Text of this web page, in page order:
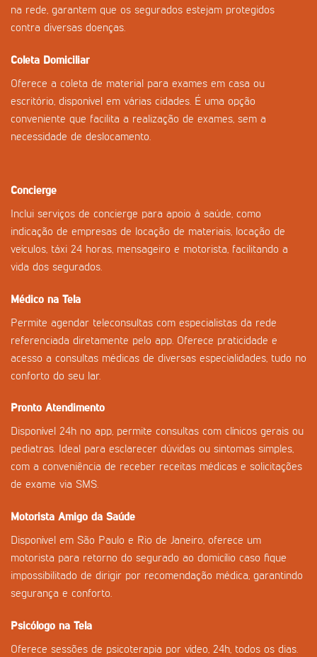
na rede, garantem que os segurados estejam protegidos
contra diversas doenças.
Coleta Domiciliar
Oferece a coleta de material para exames em casa ou
escritório, disponível em várias cidades. É uma opção
conveniente que facilita a realização de exames, sem a
necessidade de deslocamento.
Concierge
Inclui serviços de concierge para apoio à saúde, como
indicação de empresas de locação de materiais, locação de
veículos, táxi 24 horas, mensageiro e motorista, facilitando a
vida dos segurados.
Médico na Tela
Permite agendar teleconsultas com especialistas da rede
referenciada diretamente pelo app. Oferece praticidade e
acesso a consultas médicas de diversas especialidades, tudo no
conforto do seu lar.
Pronto Atendimento
Disponível 24h no app, permite consultas com clínicos gerais ou
pediatras. Ideal para esclarecer dúvidas ou sintomas simples,
com a conveniência de receber receitas médicas e solicitações
de exame via SMS.
Motorista Amigo da Saúde
Disponível em São Paulo e Rio de Janeiro, oferece um
motorista para retorno do segurado ao domicílio caso fique
impossibilitado de dirigir por recomendação médica, garantindo
segurança e conforto.
Psicólogo na Tela
Oferece sessões de psicoterapia por vídeo, 24h, todos os dias.